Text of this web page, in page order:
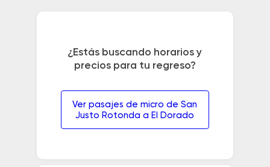
¿Estás buscando horarios y
precios para tu regreso?
Ver pasajes de micro de San
Justo Rotonda a El Dorado